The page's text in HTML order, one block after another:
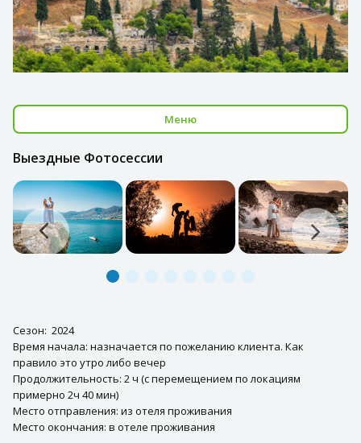
Меню
Выездные Фотосессии
Сезон: 2024
Время начала: назначается по пожеланию клиента. Как
правило это утро либо вечер
Продолжительность: 2 ч (с перемещением по локациям
примерно 2ч 40 мин)
Место отправления: из отеля проживания
Место окончания: в отеле проживания